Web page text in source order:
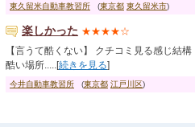
東久留米自動車教習所 (東京都 東久留米市)
楽しかった ★★★★☆
【言うて酷くない】 クチコミ見る感じ結構
酷い場所.....[続きを見る]
今井自動車教習所 (東京都 江戸川区)